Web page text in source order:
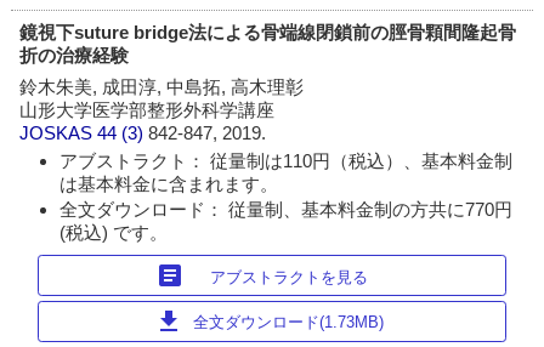
鏡視下suture bridge法による骨端線閉鎖前の脛骨顆間隆起骨
折の治療経験
鈴木朱美, 成田淳, 中島拓, 高木理彰
山形大学医学部整形外科学講座
JOSKAS 44 (3)842-847, 2019.
アブストラクト： 従量制は110円（税込）、基本料金制
は基本料金に含まれます。
全文ダウンロード： 従量制、基本料金制の方共に770円
(税込) です。
article アブストラクトを見る
download 全文ダウンロード(1.73MB)